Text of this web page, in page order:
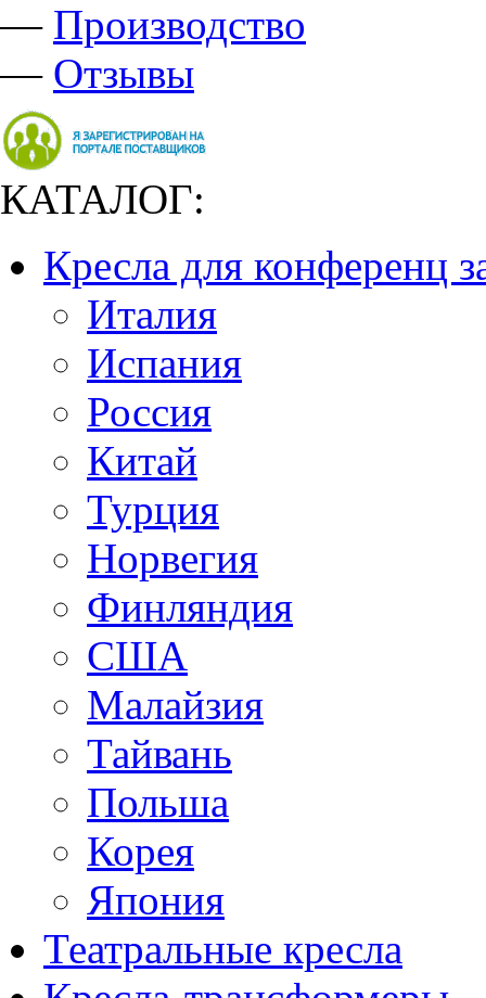
— Производство
— Отзывы
КАТАЛОГ:
Кресла для конференц
Италия
Испания
Россия
Китай
Турция
Норвегия
Финляндия
США
Малайзия
Тайвань
Польша
Корея
Япония
Театральные кресла